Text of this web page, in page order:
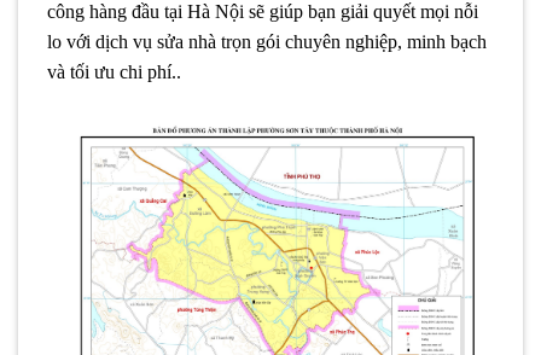
công hàng đầu tại Hà Nội sẽ giúp bạn giải quyết mọi nỗi
lo với dịch vụ sửa nhà trọn gói chuyên nghiệp, minh bạch
và tối ưu chi phí..